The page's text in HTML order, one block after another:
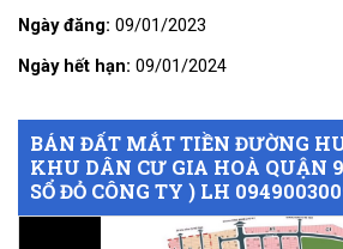
BÁN ĐẤT MẮT TIỀN ĐƯỜNG
KHU DÂN CƯ GIA HOÀ QUẬN
SỔ ĐỎ CÔNG TY ) LH
Ngày đăng: 09/01/2023
Ngày hết hạn: 09/01/2024